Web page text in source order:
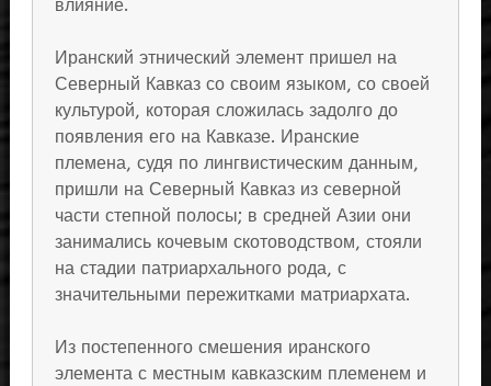
влияние.
Иранский этнический элемент пришел на
Северный Кавказ со своим языком, со своей
культурой, которая сложилась задолго до
появления его на Кавказе. Иранские
племена, судя по лингвистическим данным,
пришли на Северный Кавказ из северной
части степной полосы; в средней Азии они
занимались кочевым скотоводством, стояли
на стадии патриархального рода, с
значительными пережитками матриархата.
Из постепенного смешения иранского
элемента с местным кавказским племенем и